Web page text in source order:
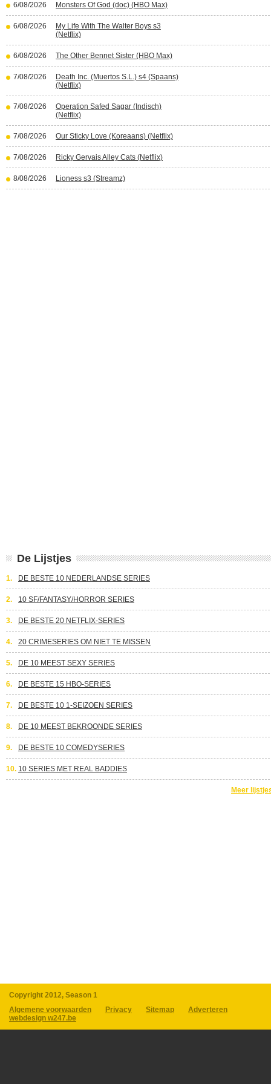
6/08/2026 Monsters Of God (doc) (HBO Max)
6/08/2026
My Life With The Walter Boys s3
(Netflix)
6/08/2026 The Other Bennet Sister (HBO Max)
7/08/2026
Death Inc. (Muertos S.L.) s4 (Spaans)
(Netflix)
7/08/2026
Operation Safed Sagar (Indisch)
(Netflix)
7/08/2026 Our Sticky Love (Koreaans) (Netflix)
7/08/2026 Ricky Gervais Alley Cats (Netflix)
8/08/2026 Lioness s3 (Streamz)
De Lijstjes
1. DE BESTE 10 NEDERLANDSE SERIES
2. 10 SF/FANTASY/HORROR SERIES
3. DE BESTE 20 NETFLIX-SERIES
4. 20 CRIMESERIES OM NIET TE MISSEN
5. DE 10 MEEST SEXY SERIES
6. DE BESTE 15 HBO-SERIES
7. DE BESTE 10 1-SEIZOEN SERIES
8. DE 10 MEEST BEKROONDE SERIES
9. DE BESTE 10 COMEDYSERIES
10. 10 SERIES MET REAL BADDIES
Meer
Copyright 2012, Season 1
Algemene voorwaarden
Privacy Sitemap
Adverteren
webdesign w247.be